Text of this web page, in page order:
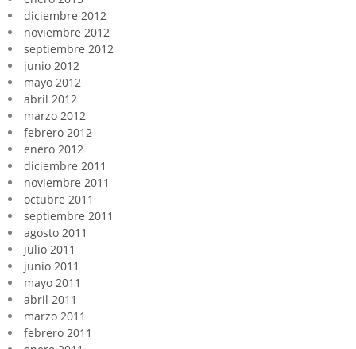
diciembre 2012
noviembre 2012
septiembre 2012
junio 2012
mayo 2012
abril 2012
marzo 2012
febrero 2012
enero 2012
diciembre 2011
noviembre 2011
octubre 2011
septiembre 2011
agosto 2011
julio 2011
junio 2011
mayo 2011
abril 2011
marzo 2011
febrero 2011